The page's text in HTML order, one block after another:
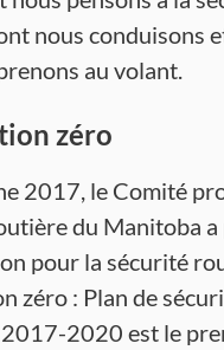
nous conduisons
au volant.
zéro
2017, le Comité
du Manitoba a
pour la sécurité
zéro : Plan de
2020 est le